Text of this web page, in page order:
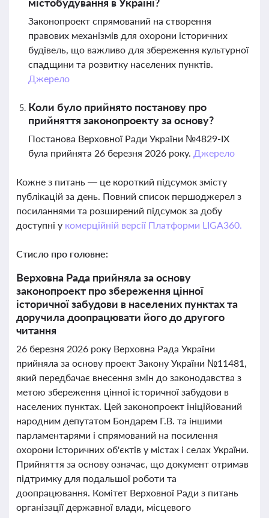
Законопроект спрямований на створення
правових механізмів для охорони історичних
будівель, що важливо для збереження культурної
спадщини та розвитку населених пунктів.
Джерело
Коли було прийнято постанову про
прийняття законопроекту за основу?
Постанова Верховної Ради України №4829-IX
була прийнята 26 березня 2026 року. Джерело
Кожне з питань — це короткий підсумок змісту
публікацій за день. Повний список першоджерел з
посиланнями та розширений підсумок за добу
доступні у комерційній версії Платформи LIGA360.
Стисло про головне:
Верховна Рада прийняла за основу
законопроект про збереження цінної
історичної забудови в населених пунктах та
доручила доопрацювати його до другого
читання
26 березня 2026 року Верховна Рада України
прийняла за основу проект Закону України №11481,
який передбачає внесення змін до законодавства з
метою збереження цінної історичної забудови в
населених пунктах. Цей законопроект ініційований
народним депутатом Бондарем Г.В. та іншими
парламентарями і спрямований на посилення
охорони історичних об'єктів у містах і селах України.
Прийняття за основу означає, що документ отримав
підтримку для подальшої роботи та
доопрацювання. Комітет Верховної Ради з питань
організації державної влади, місцевого